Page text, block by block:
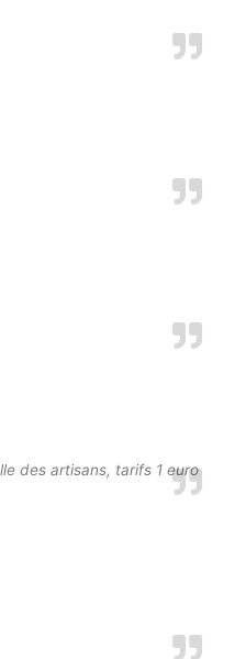
des artisans, tarifs 1 euro